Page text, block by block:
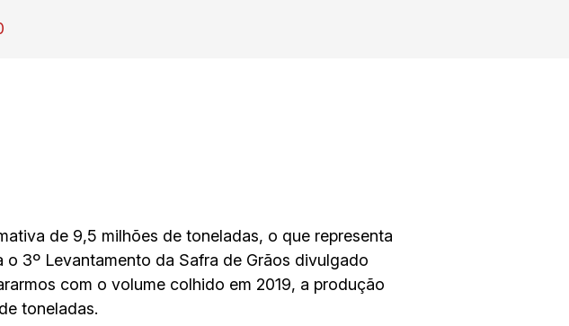
de 9,5 milhões de toneladas, o que representa
3º Levantamento da Safra de Grãos divulgado
com o volume colhido em 2019, a produção
toneladas.